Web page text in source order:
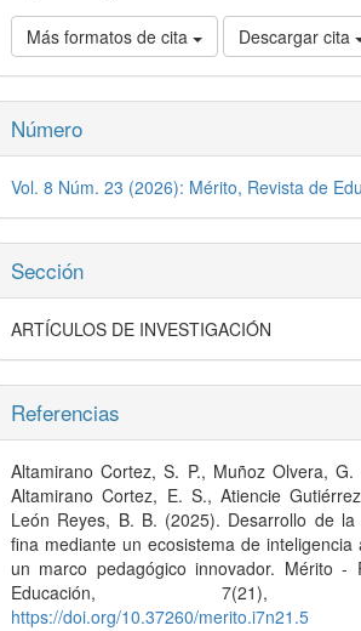
Más formatos de cita Descargar cita
Número
Vol. 8 Núm. 23 (2026): Mérito, Revista de
Sección
ARTÍCULOS DE INVESTIGACIÓN
Referencias
Altamirano Cortez, S. P., Muñoz Olvera,
Altamirano Cortez, E. S., Atiencie
León Reyes, B. B. (2025). Desarrollo de la
fina mediante un ecosistema de inteligencia
un marco pedagógico innovador. Mérito -
Educación, 7(21),
https://doi.org/10.37260/merito.i7n21.5